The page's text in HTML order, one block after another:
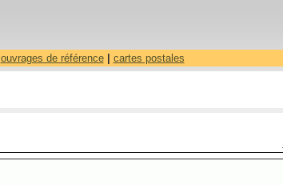
ouvrages de référence| cartes postales